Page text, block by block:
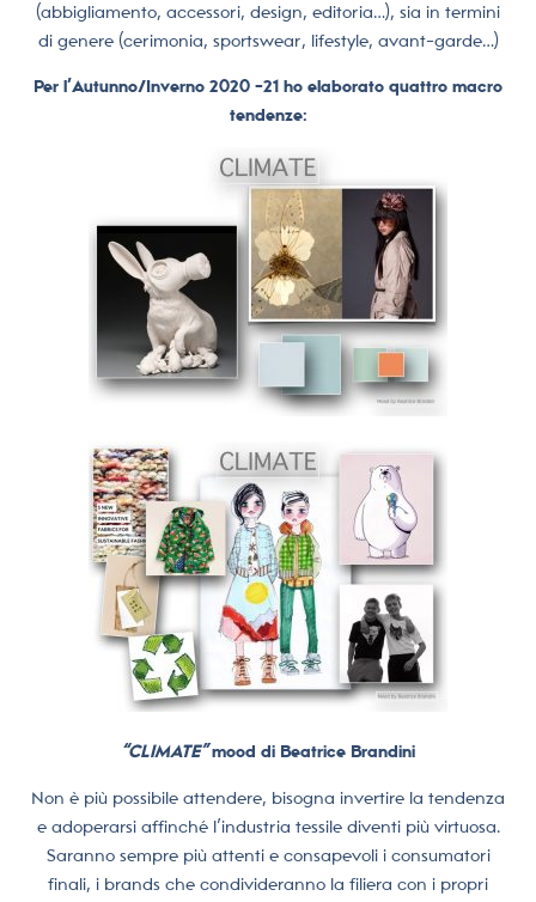
(abbigliamento, accessori, design, editoria…), sia in termini
di genere (cerimonia, sportswear, lifestyle, avant-garde…)
Per l’Autunno/Inverno 2020 -21 ho elaborato quattro macro
tendenze:
“CLIMATE”mood di Beatrice Brandini
Non è più possibile attendere, bisogna invertire la tendenza
e adoperarsi affinché l’industria tessile diventi più virtuosa.
Saranno sempre più attenti e consapevoli i consumatori
finali, i brands che condivideranno la filiera con i propri